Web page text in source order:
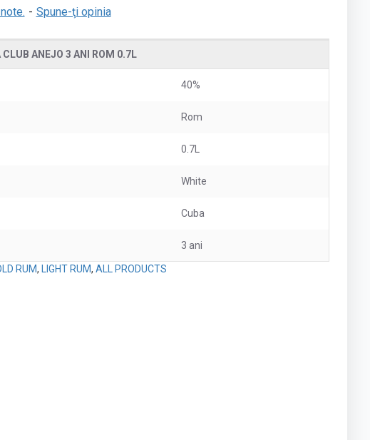
- Spune-ţi opinia
ANEJO 3 ANI ROM 0.7L
40%
Rom
0.7L
White
Cuba
3 ani
RUM, LIGHT RUM, ALL PRODUCTS